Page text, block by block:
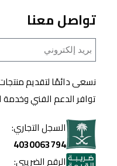
تواصل معنا
نسعى دائمًا لتقديم
توافر الدعم الفني وخدمة
السجل التجاري:
4030063794
الرقم الضريبي: